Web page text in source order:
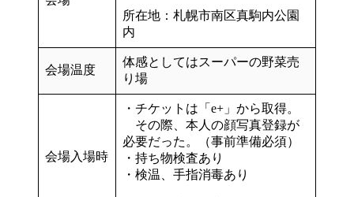
所在地：札幌市南区真駒内公園
内
会場温度
体感としてはスーパーの野菜売
り場
会場入場時
・チケットは「e+」から取得。
その際、 本人の顔写真登録が
必要だった。（事前準備必須）
・ 持ち物検査あり
・ 検温、手指消毒あり